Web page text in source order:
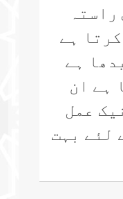
ہے
ہے
ہے ان
عمل
لئے بہت